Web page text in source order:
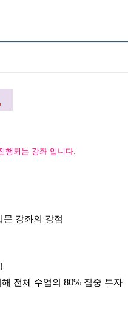
행되는 강좌 입니다.
문 강좌의 강점
전체 수업의 80% 집중 투자